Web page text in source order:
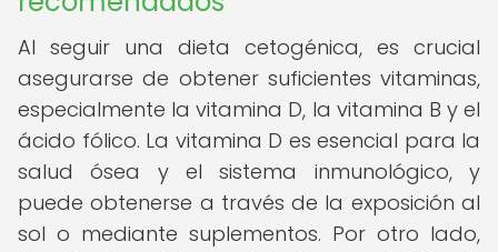
Al seguir una dieta cetogénica, es crucial
asegurarse de obtener suficientes vitaminas,
especialmente la vitamina D, la vitamina B y el
ácido fólico. La vitamina D es esencial para la
salud ósea y el sistema inmunológico, y
puede obtenerse a través de la exposición al
sol o mediante suplementos. Por otro lado,